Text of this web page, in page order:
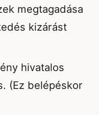
megtagadása
kizárást
hivatalos
(Ez belépéskor